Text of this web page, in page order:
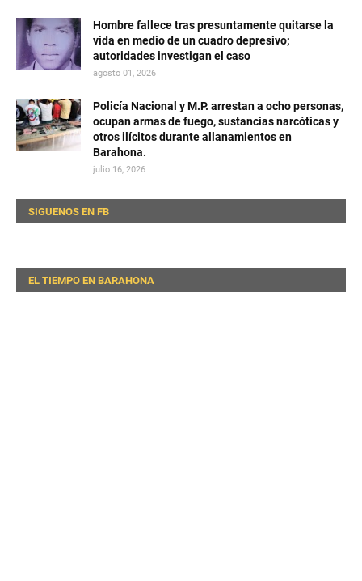
Hombre fallece tras presuntamente quitarse la
vida en medio de un cuadro depresivo;
autoridades investigan el caso
agosto 01, 2026
Policía Nacional y M.P. arrestan a ocho personas,
ocupan armas de fuego, sustancias narcóticas y
otros ilícitos durante allanamientos en
Barahona.
julio 16, 2026
SIGUENOS EN FB
EL TIEMPO EN BARAHONA